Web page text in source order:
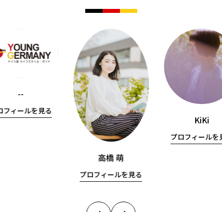
--
フィールを見る
高橋 萌
プロフィールを見る
KiKi
プロフィールを